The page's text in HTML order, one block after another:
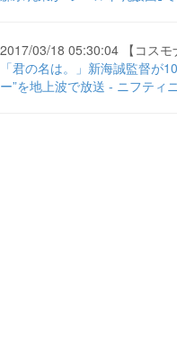
2017/03/18 05:30:04 【コスモ
「君の名は。」新海誠監督が
ー”を地上波で放送 - ニフティ